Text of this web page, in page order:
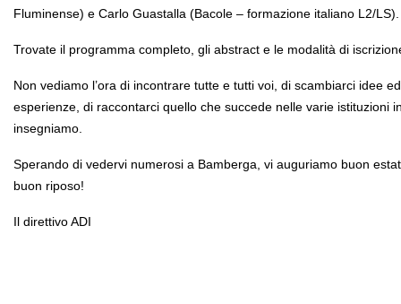
Fluminense) e Carlo Guastalla (Bacole – formazione italiano L2/LS).
Trovate il programma completo, gli abstract e le modalità di
Non vediamo l’ora di incontrare tutte e tutti voi, di scambiarci idee ed
esperienze, di raccontarci quello che succede nelle varie istituzioni
insegniamo.
Sperando di vedervi numerosi a Bamberga, vi auguriamo buon
buon riposo!
Il direttivo ADI